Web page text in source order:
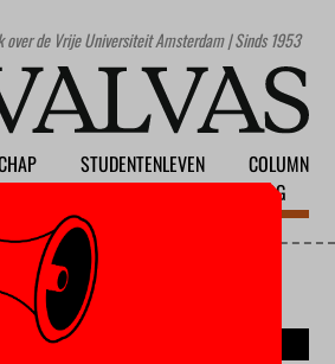
de Vrije Universiteit Amsterdam | Sinds 1953
STUDENTENLEVEN
COLUMN
BLOG